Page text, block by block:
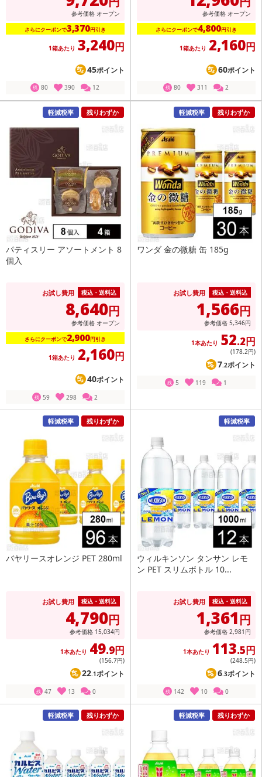
参考価格 オープン
さらにクーポンで3,370円引き
1箱あたり 3,240円
45ポイント
残 80 390 12
参考価格 オープン
さらにクーポンで4,800円引き
1箱あたり 2,160円
60ポイント
残 80 311 2
軽減税率 残りわずか
パティスリー アソートメント 8
個入
お試し費用 税込・送料込
8,640円
参考価格 オープン
さらにクーポンで2,900円引き
1箱あたり 2,160円
40ポイント
残 59 298 2
軽減税率 残りわずか
ワンダ 金の微糖 缶 185g
お試し費用 税込・送料込
1,566円
参考価格 5,346円
1本あたり 52.2円
(178.2円)
7.2ポイント
残 5 119 1
軽減税率 残りわずか
バヤリースオレンジ PET 280ml
お試し費用 税込・送料込
4,790円
参考価格 15,034円
1本あたり 49.9円
(156.7円)
22.1ポイント
残 47 13 0
軽減税率
ウィルキンソン タンサン レモ
ン PET スリムボトル 10...
お試し費用 税込・送料込
1,361円
参考価格 2,981 円
1本あたり 113.5円
(248.5円)
6.3ポイント
残 142 10 0
軽減税率 残りわずか 軽減税率 残りわずか